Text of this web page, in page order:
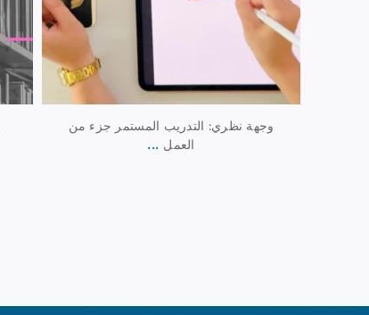
وجهة نظري: التدريب المستمر جزء من
العمل ...